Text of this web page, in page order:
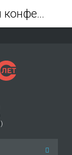
)
2-я профессиональная конференция и технический визит «Горнорудная промышленность России и СНГ: строительство и модернизация» - Журнал Горная промышленность